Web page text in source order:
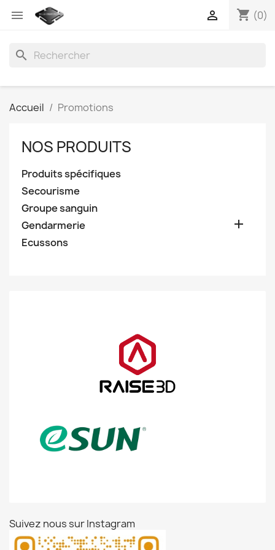
 shopping_cart (0)

search
Accueil Promotions
NOS PRODUITS
Produits spécifiques
Secourisme
Groupe sanguin
Gendarmerie

Ecussons
Suivez nous sur Instagram